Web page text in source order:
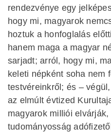
rendezvénye egy
hogy mi, magyarok
hoztuk a honfoglalás
hanem maga a magyar
sarjadt; arról, hogy mi,
keleti népként soha nem
testvé­reinkről; és –
az elmúlt évtized
magyarok milliói
tudományosság